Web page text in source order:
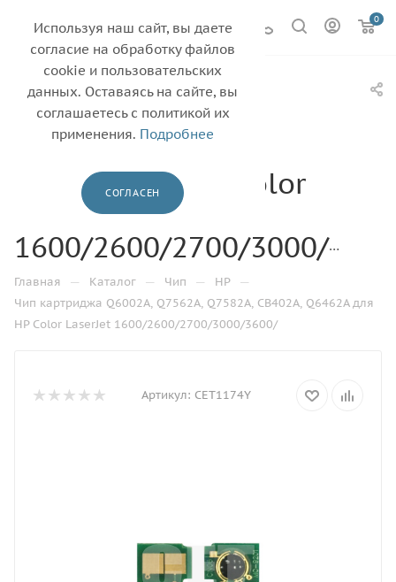
0
Чип картриджа
Q6002A, Q7562A,
Q7582A, CB402A,
Q6462A для HP Color
LaserJet
1600/2600/2700/3000/3600/
Главная — Каталог — Чип — HP —
Чип картриджа Q6002A, Q7562A, Q7582A, CB402A, Q6462A для
HP Color LaserJet 1600/2600/2700/3000/3600/
Артикул: CET1174Y
Используя наш сайт, вы даете
согласие на обработку файлов
cookie и пользовательских
данных. Оставаясь на сайте, вы
соглашаетесь с политикой их
применения. Подробнее
СОГЛАСЕН